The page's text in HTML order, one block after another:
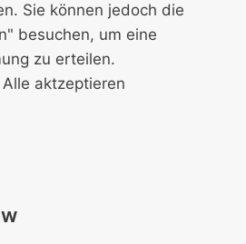
Sie können jedoch die
besuchen, um eine
zu erteilen.
Alle aktzeptieren